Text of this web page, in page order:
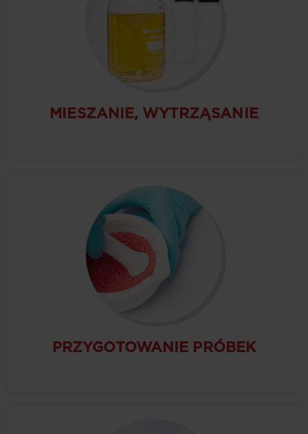
MIESZANIE, WYTRZĄSANIE
PRZYGOTOWANIE PRÓBEK